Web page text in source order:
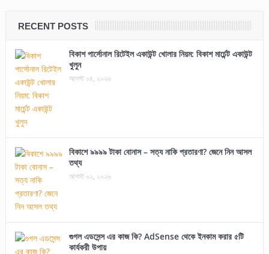
RECENT POSTS
বিকাশ পার্সোনাল রিটেইল একাউন্ট খোলার নিয়ম: বিকাশ মার্চেন্ট একাউন্ট
খুলুন
আগস্ট ০৪, ২০২৬
বিকাশে ৯৯৯৯ টাকা বোনাস – সত্য নাকি প্রতারণা? জেনে নিন আসল
তথ্য
আগস্ট ০২, ২০২৬
গুগল এডসেন্স এর কাজ কি? AdSense থেকে ইনকাম করার ৫টি
কার্যকরী উপায়